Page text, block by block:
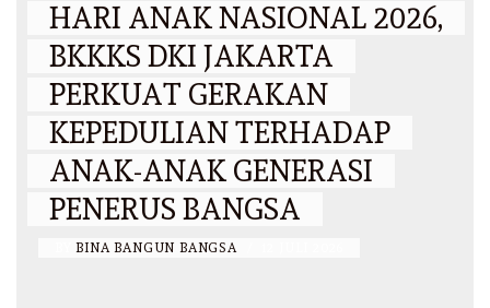
HARI ANAK NASIONAL 2026,
BKKKS DKI JAKARTA
PERKUAT GERAKAN
KEPEDULIAN TERHADAP
ANAK-ANAK GENERASI
PENERUS BANGSA
BINA BANGUN BANGSA